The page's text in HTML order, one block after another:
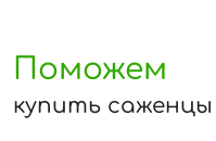
Поможем
купить саженцы